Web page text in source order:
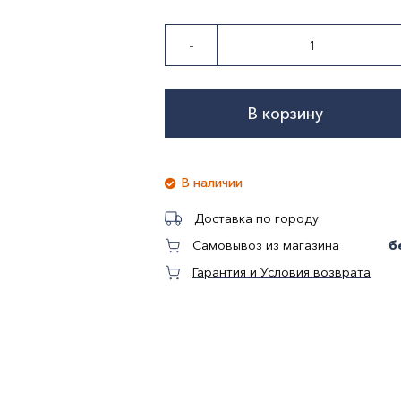
-
В корзину
В наличии
Доставка по городу
Самовывоз из магазина
Гарантия и Условия возврата